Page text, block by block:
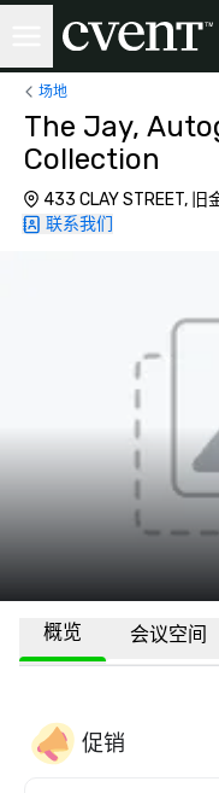
场地
The Jay,
Collection
433 CLAY STREET, 旧
联系我们
概览 会议空间
促销